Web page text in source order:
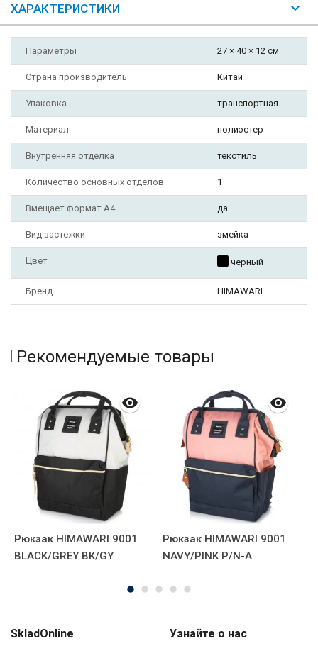
ХАРАКТЕРИСТИКИ
Параметры 27 × 40 × 12 см
Страна производитель Китай
Упаковка транспортная
Материал полиэстер
Внутренняя отделка текстиль
Количество основных отделов 1
Вмещает формат А4 да
Вид застежки змейка
Цвет черный
Бренд HIMAWARI
Рекомендуемые товары
Рюкзак HIMAWARI 9001
BLACK/GREY BK/GY
Рюкзак HIMAWARI 9001
NAVY/PINK P/N-A
SkladOnline Узнайте о нас